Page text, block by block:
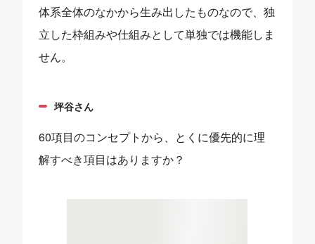
体系全体のなかから生み出したものなので、独
立した枠組みや仕組みとして単独では機能しま
せん。
坪谷さん
60項目のコンセプトから、とくに優先的に理
解すべき項目はありますか？